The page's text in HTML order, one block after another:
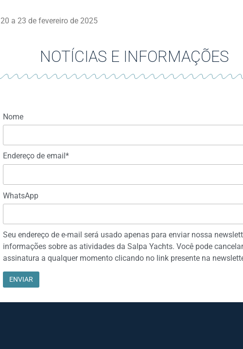
20 a 23 de fevereiro de 2025
NOTÍCIAS E INFORMAÇÕES
Nome
Endereço de email*
WhatsApp
Seu endereço de e-mail será usado apenas para enviar nossa
informações sobre as atividades da Salpa Yachts. Você pode
assinatura a qualquer momento clicando no link presente na